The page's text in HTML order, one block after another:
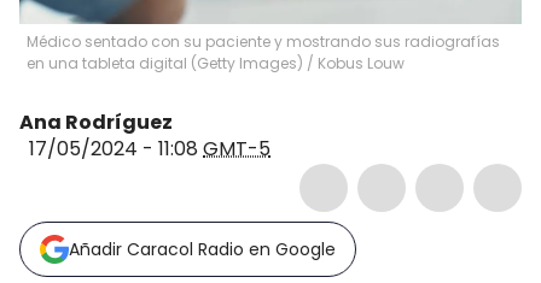
Médico sentado con su paciente y mostrando sus radiografías
en una tableta digital (Getty Images) / Kobus Louw
Ana Rodríguez
17/05/2024 - 11:08 GMT-5
Añadir Caracol Radio en Google